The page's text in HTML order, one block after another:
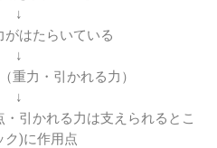
↓
がはたらいている
↓
重力・引かれる力）
↓
引かれる力は支えられるとこ
ク)に作用点